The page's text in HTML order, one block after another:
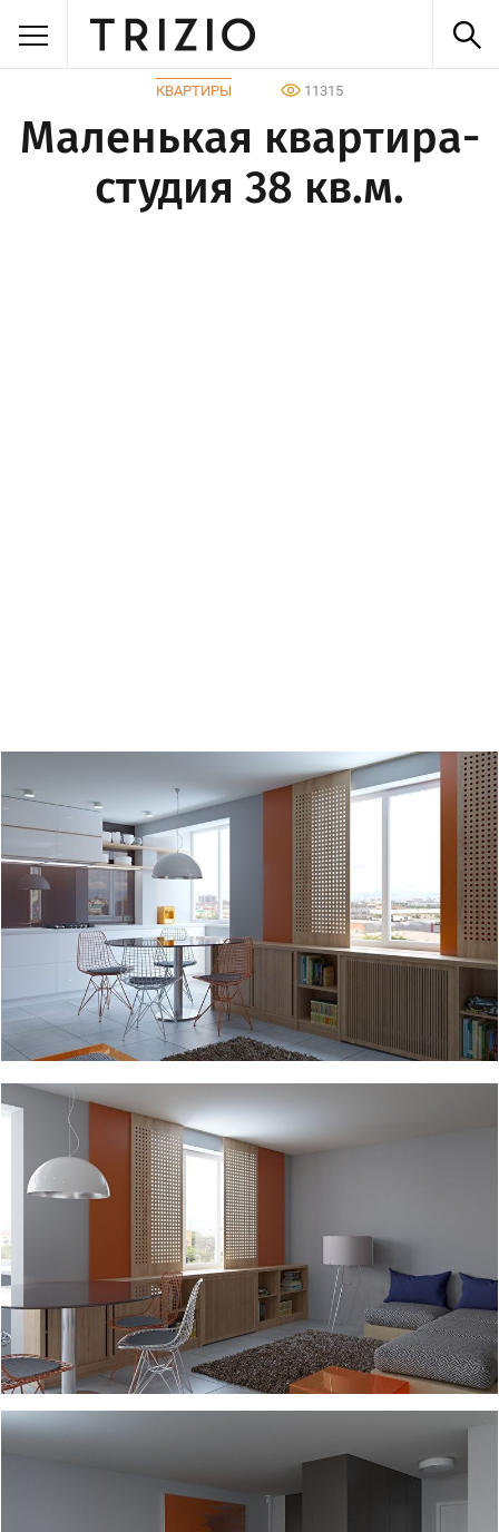
КВАРТИРЫ 11315
Маленькая квартира-
студия 38 кв.м.